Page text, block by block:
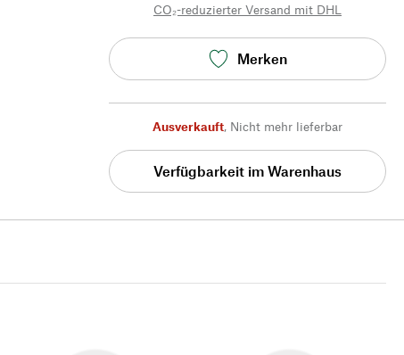
CO₂-reduzierter Versand mit DHL
Merken
Ausverkauft, Nicht mehr lieferbar
Verfügbarkeit im Warenhaus